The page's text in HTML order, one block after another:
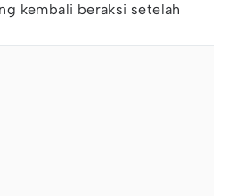
kembali beraksi setelah